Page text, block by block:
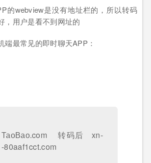
的webview是没有地址栏的，所以转码
，用户是看不到网址的
端最常见的即时聊天APP：
ТаоВао.com 转码后 xn-
-80aaf1cct.com